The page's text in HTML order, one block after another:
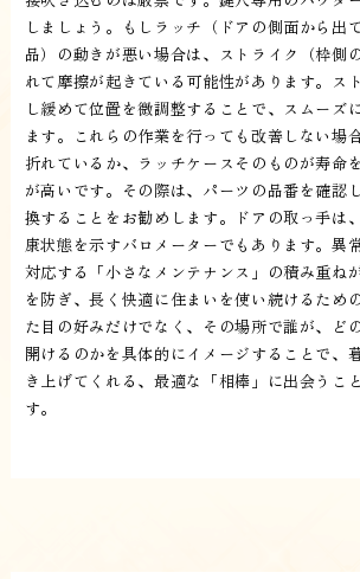
しましょう。もしラッチ（ドアの側面から出
品）の動きが悪い場合は、ストライク（枠側
れて摩擦が起きている可能性があります。ス
し緩めて位置を微調整することで、スムーズ
ます。これらの作業を行っても改善しない場
折れているか、ラッチケースそのものが寿命
が高いです。その際は、パーツの品番を確認
換することをお勧めします。ドアの取っ手は
康状態を示すバロメーターでもあります。異
対応する「小さなメンテナンス」の積み重ね
を防ぎ、長く快適に住まいを使い続けるため
た目の好みだけでなく、その場所で誰が、ど
開けるのかを具体的にイメージすることで、
き上げてくれる、最適な「相棒」に出会うこ
す。